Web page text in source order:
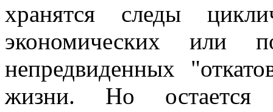
хранятся следы
экономических или
непредвиденных
жизни. Но остается